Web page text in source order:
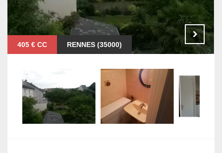
405 € CC RENNES (35000)